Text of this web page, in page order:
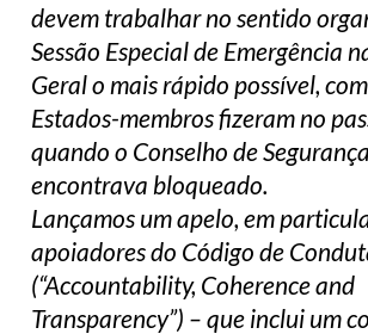
devem trabalhar no sentido
Sessão Especial de Emergência
Geral o mais rápido possível,
Estados-membros fizeram no
quando o Conselho de
encontrava bloqueado.
Lançamos um apelo, em
apoiadores do Código de
(“Accountability, Coherence and
Transparency”) – que inclui um